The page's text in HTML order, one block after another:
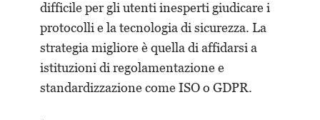
difficile per gli utenti inesperti giudicare i
protocolli e la tecnologia di sicurezza. La
strategia migliore è quella di affidarsi a
istituzioni di regolamentazione e
standardizzazione come ISO o GDPR.